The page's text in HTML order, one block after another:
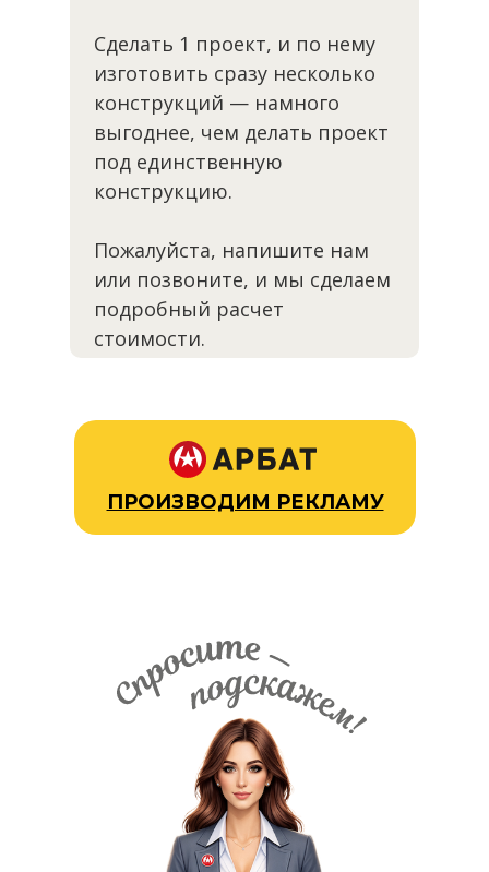
Сделать 1 проект, и по нему
изготовить сразу несколько
конструкций — намного
выгоднее, чем делать проект
под единственную
конструкцию.
Пожалуйста, напишите нам
или позвоните, и мы сделаем
подробный расчет
стоимости.
ПРОИЗВОДИМ РЕКЛАМУ